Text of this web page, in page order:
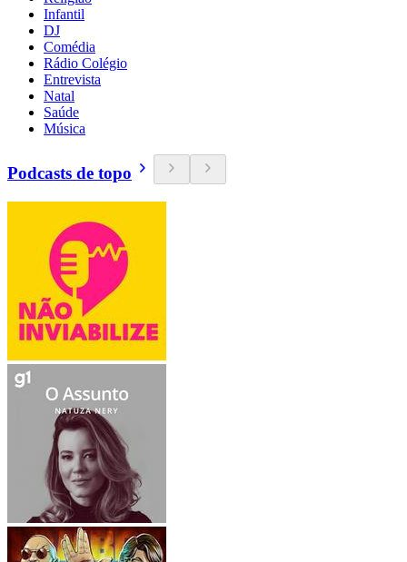
Infantil
DJ
Comédia
Rádio Colégio
Entrevista
Natal
Saúde
Música
Podcasts de topo